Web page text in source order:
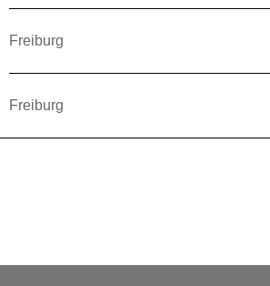
Freiburg
Freiburg